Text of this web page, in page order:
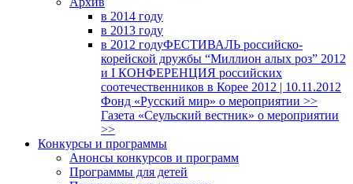
в 2014 году
в 2013 году
в 2012 годуФЕСТИВАЛЬ российско-
корейской дружбы “Миллион алых роз” 2012
и I КОНФЕРЕНЦИЯ российских
соотечественников в Корее 2012 | 10.11.2012
Фонд «Русский мир» о мероприятии >>
Газета «Сеульский вестник» о мероприятии
>>
Конкурсы и программы
Анонсы конкурсов и программ
Программы для детей